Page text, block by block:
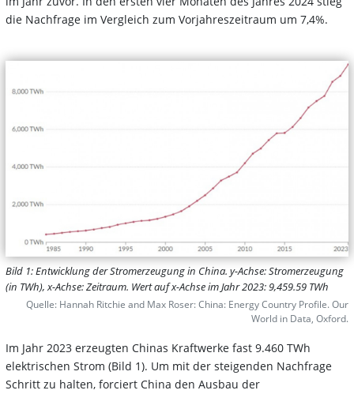
die Nachfrage im Vergleich zum Vorjahreszeitraum um 7,4%.
Bild 1: Entwicklung der Stromerzeugung in China. y-Achse: Stromerzeugung
(in TWh), x-Achse: Zeitraum. Wert auf x-Achse im Jahr 2023: 9,459.59 TWh
Quelle: Hannah Ritchie and Max Roser: China: Energy Country Profile. Our
World in Data, Oxford.
Im Jahr 2023 erzeugten Chinas Kraftwerke fast 9.460 TWh
elektrischen Strom (Bild 1). Um mit der steigenden Nachfrage
Schritt zu halten, forciert China den Ausbau der